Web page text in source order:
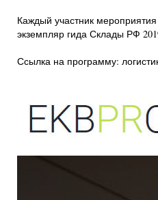
Каждый участник
экземпляр гида Склады РФ
Ссылка на программу: